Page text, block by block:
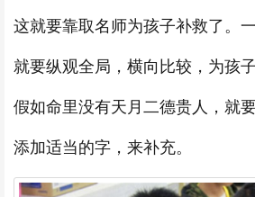
这就要靠取名师为孩子补救了。
就要纵观全局，横向比较，为孩
假如命里没有天月二德贵人，就
添加适当的字，来补充。